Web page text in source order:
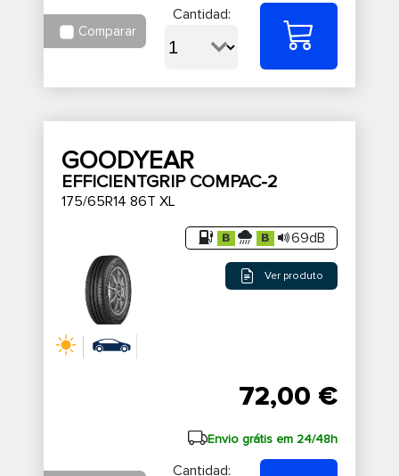
Comparar
Cantidad:
GOODYEAR
EFFICIENTGRIP COMPAC-2
175/65R14 86T XL
69dB
Ver produto
72,00 €
Envio grátis em 24/48h
Cantidad: